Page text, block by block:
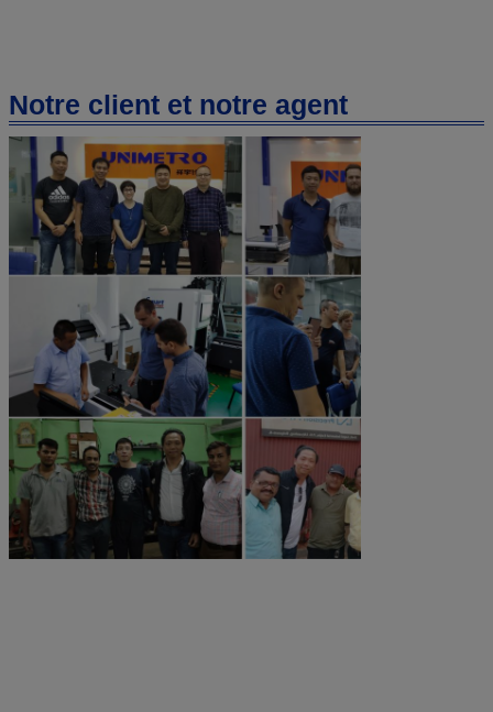
Notre client et notre agent